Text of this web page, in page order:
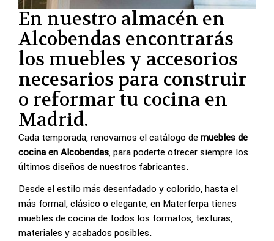
En nuestro almacén en
Alcobendas encontrarás
los muebles y accesorios
necesarios para construir
o reformar tu cocina en
Madrid.
Cada temporada, renovamos el catálogo demuebles de
cocina en Alcobendas, para poderte ofrecer siempre los
últimos diseños de nuestros fabricantes.
Desde el estilo más desenfadado y colorido, hasta el
más formal, clásico o elegante, en Materferpa tienes
muebles de cocina de todos los formatos, texturas,
materiales y acabados posibles.